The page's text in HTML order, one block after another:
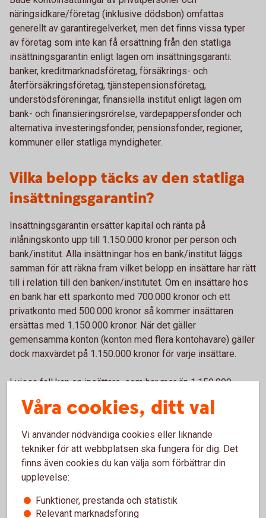
näringsidkare/företag (inklusive dödsbon) omfattas
generellt av garantiregelverket, men det finns vissa typer
av företag som inte kan få ersättning från den statliga
insättningsgarantin enligt lagen om insättningsgaranti:
banker, kreditmarknadsföretag, försäkrings- och
återförsäkringsföretag, tjänstepensionsföretag,
understödsföreningar, finansiella institut enligt lagen om
bank- och finansieringsrörelse, värdepappersfonder och
alternativa investeringsfonder, pensionsfonder, regioner,
kommuner eller statliga myndigheter.
Vilka belopp täcks av den statliga
insättningsgarantin?
Insättningsgarantin ersätter kapital och ränta på
inlåningskonto upp till 1.150.000 kronor per person och
bank/institut. Alla insättningar hos en bank/institut läggs
samman för att räkna fram vilket belopp en insättare har rätt
till i relation till den banken/institutet. Om en insättare hos
en bank har ett sparkonto med 700.000 kronor och ett
privatkonto med 500.000 kronor så kommer insättaren
ersättas med 1.150.000 kronor. När det gäller
gemensamma konton (konton med flera kontohavare) gäller
dock maxvärdet på 1.150.000 kronor för varje insättare.
I vissa fall kan en insättare, som har mer än 1.150.000
kronor på ett inlåningskonto i en bank/institut, ha rätt till ett
tilläggsbelopp ur den statliga insättningsgarantin. Lagen
upp till 5 miljoner kronor för insättningar som är kopplade
till vissa i lagen angivna livshändelser, exempelvis
försäljning av privatbostad, försäkringsutbetalning,
upphörande av anställning, bodelning, pension, sjukdom,
invaliditet eller dödsfall. När det gäller tilläggsbeloppet
gäller vissa särskilda regler. Det krävs exempelvis att
Våra cookies, ditt val
Vi använder nödvändiga cookies eller liknande
tekniker för att webbplatsen ska fungera för dig. Det
finns även cookies du kan välja som förbättrar din
upplevelse:
Funktioner, prestanda och statistik
Relevant marknadsföring